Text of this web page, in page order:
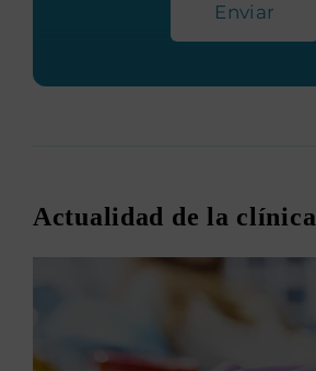
Enviar
Actualidad de la clínica